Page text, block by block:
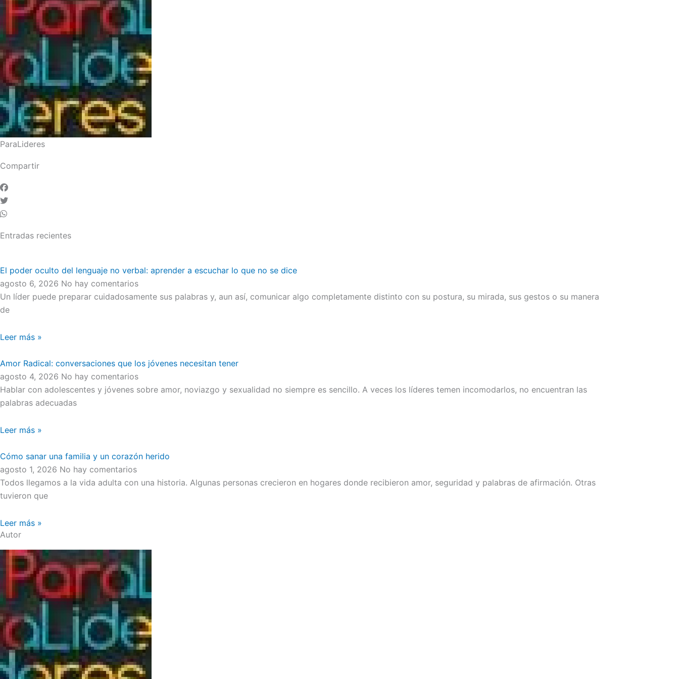
ParaLideres
Compartir
Entradas recientes
El poder oculto del lenguaje no verbal: aprender a escuchar lo que no se dice
agosto 6, 2026 No hay comentarios
Un líder puede preparar cuidadosamente sus palabras y, aun así, comunicar algo completamente distinto con su postura, su mirada, sus gestos o su manera
de
Leer más »
Amor Radical: conversaciones que los jóvenes necesitan tener
agosto 4, 2026 No hay comentarios
Hablar con adolescentes y jóvenes sobre amor, noviazgo y sexualidad no siempre es sencillo. A veces los líderes temen incomodarlos, no encuentran las
palabras adecuadas
Leer más »
Cómo sanar una familia y un corazón herido
agosto 1, 2026 No hay comentarios
Todos llegamos a la vida adulta con una historia. Algunas personas crecieron en hogares donde recibieron amor, seguridad y palabras de afirmación. Otras
tuvieron que
Leer más »
Autor